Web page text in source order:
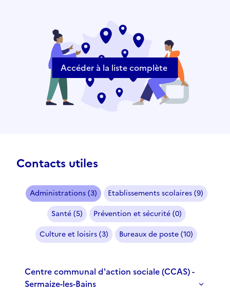
Accéder à la liste complète
Contacts utiles
Administrations (3)
Etablissements scolaires (9)
Santé (5)
Prévention et sécurité (0)
Culture et loisirs (3)
Bureaux de poste (10)
Centre communal d'action sociale (CCAS) -
Sermaize-les-Bains